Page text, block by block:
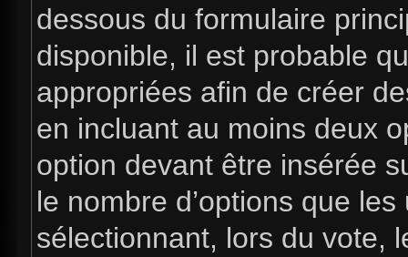
dessous du formulaire
disponible, il est probable
appropriées afin de créer
en incluant au moins deux
option devant être insérée
le nombre d’options que
sélectionnant, lors du vote,